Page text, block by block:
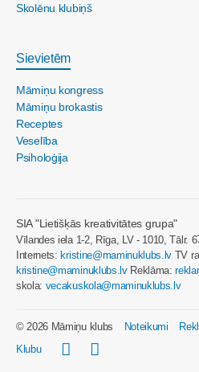
Skolēnu klubiņš
Sievietēm
Māmiņu kongress
Māmiņu brokastis
Receptes
Veselība
Psiholoģija
SIA "Lietišķās kreativitātes grupa"
Vīlandes iela 1-2, Rīga, LV - 1010, Tālr.
Internets:kristine@maminuklubs.lv TV
kristine@maminuklubs.lvReklāma:
skola: vecakuskola@maminuklubs.lv
© 2026 Māmiņu klubs Noteikumi
Klubu